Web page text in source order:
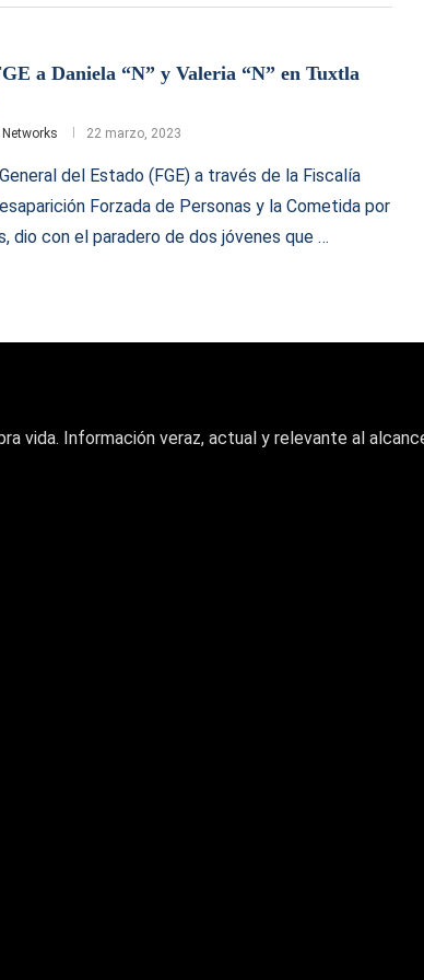
a Daniela “N” y Valeria “N” en Tuxtla
22 marzo, 2023
del Estado (FGE) a través de la Fiscalía
Forzada de Personas y la Cometida por
dio con el paradero de dos jóvenes que …
vida. Información veraz, actual y relevante al